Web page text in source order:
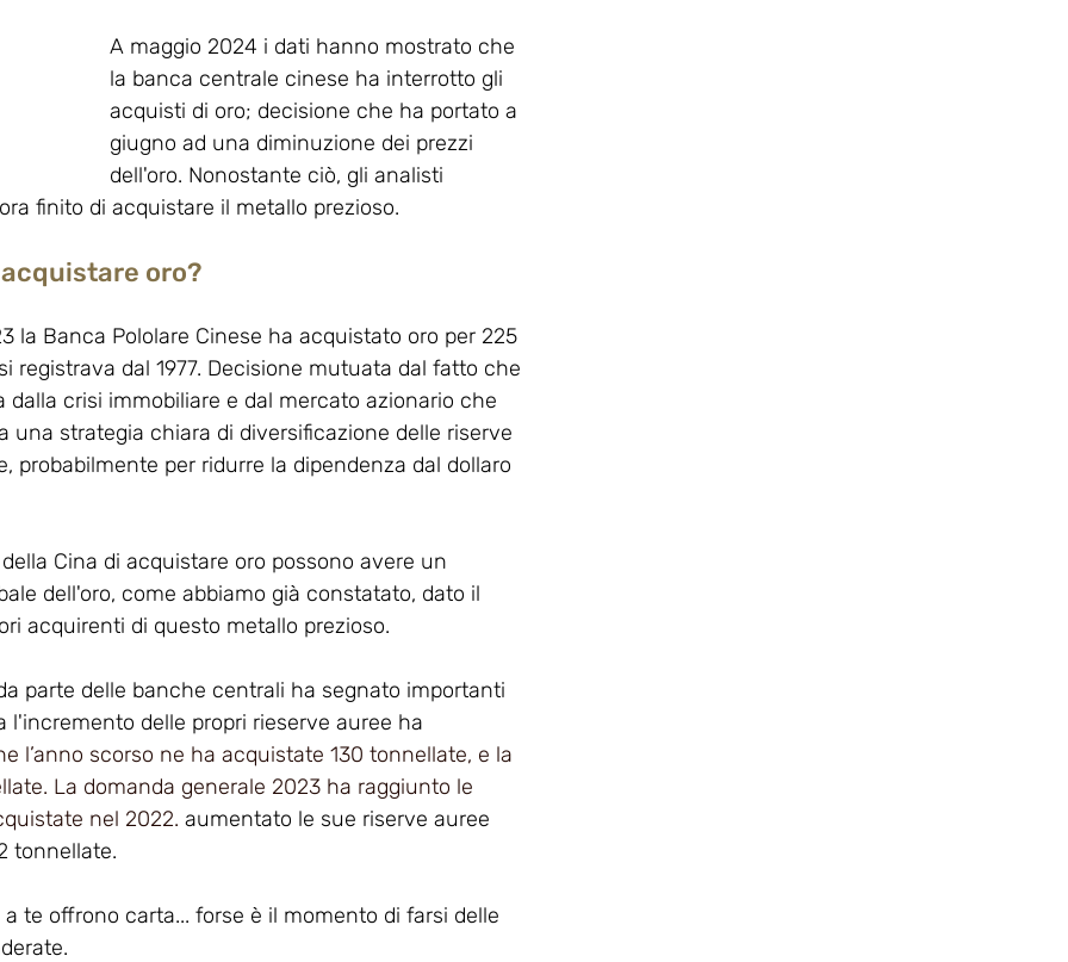
A maggio 2024 i dati hanno mostrato che
la banca centrale cinese ha interrotto gli
acquisti di oro; decisione che ha portato a
giugno ad una diminuzione dei prezzi
dell'oro. Nonostante ciò, gli analisti
finito di acquistare il metallo prezioso.
oro?
la Banca Pololare Cinese ha acquistato oro per 225
registrava dal 1977. Decisione mutuata dal fatto che
crisi immobiliare e dal mercato azionario che
una strategia chiara di diversificazione delle riserve
probabilmente per ridurre la dipendenza dal dollaro
Cina di acquistare oro possono avere un
dell'oro, come abbiamo già constatato, dato il
acquirenti di questo metallo prezioso.
parte delle banche centrali ha segnato importanti
delle propri rieserve auree ha
l’anno scorso ne ha acquistate 130 tonnellate, e la
La domanda generale 2023 ha raggiunto le
nel 2022. aumentato le sue riserve auree
tonnellate.
te offrono carta... forse è il momento di farsi delle